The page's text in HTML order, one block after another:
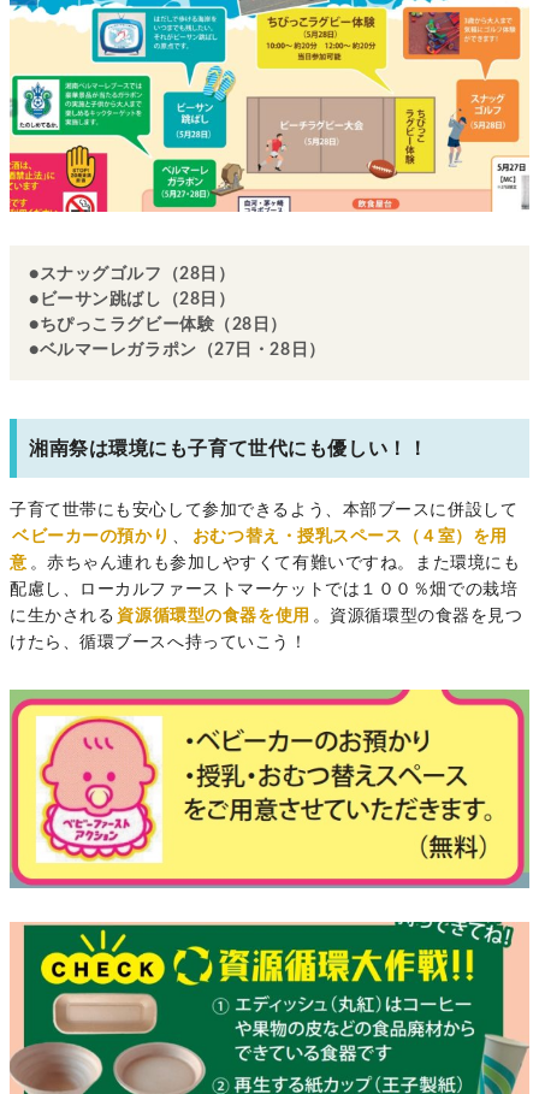
●スナッグゴルフ（28日）
●ビーサン跳ばし（28日）
●ちぴっこラグビー体験（28日）
●ベルマーレガラポン（27日・28日）
湘南祭は環境にも子育て世代にも優しい！！
子育て世帯にも安心して参加できるよう、本部ブースに併設して
ベビーカーの預かり 、
おむつ替え・授乳スペース（４室）を用
意 。赤ちゃん連れも参加しやすくて有難いですね。また環境にも
配慮し、
ローカルファーストマーケットでは１００％畑での栽培
に生かされる 資源循環型の食器を使用 。資源循環型の食器 を見つ
けたら、循環ブースへ持っていこう！